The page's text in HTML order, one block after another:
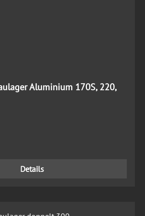
Aluminium 170S, 220,
Details